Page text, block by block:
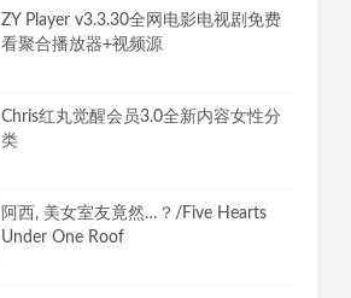
ZY Player v3.3.30全网电影电视剧免费
看聚合播放器+视频源
Chris红丸觉醒会员3.0全新内容女性分
类
阿西, 美女室友竟然…？/Five Hearts
Under One Roof